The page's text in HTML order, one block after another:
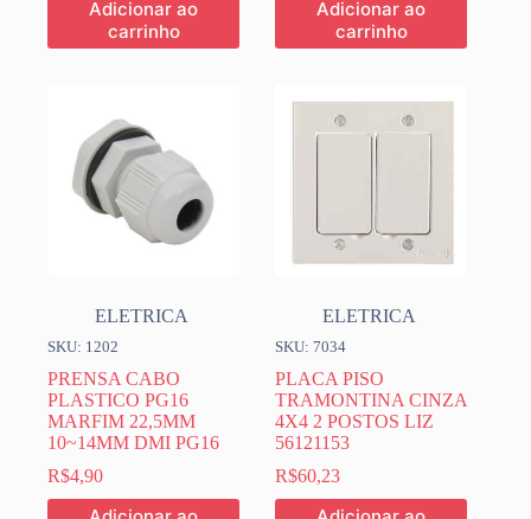
Adicionar ao
carrinho
Adicionar ao
carrinho
ELETRICA
SKU: 1202
PRENSA CABO
PLASTICO PG16
MARFIM 22,5MM
10~14MM DMI PG16
R$4,90
ELETRICA
SKU: 7034
PLACA PISO
TRAMONTINA CINZA
4X4 2 POSTOS LIZ
56121153
R$60,23